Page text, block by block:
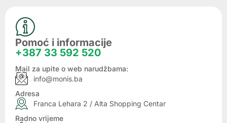
Pomoć i informacije
+387 33 592 520
Mail za upite o web narudžbama:
info@monis.ba
Adresa
Franca Lehara 2 / Alta Shopping Centar
Radno vrijeme